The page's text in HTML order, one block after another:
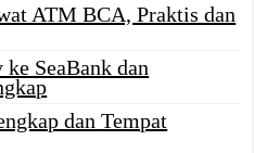
ATM BCA, Praktis dan
ke SeaBank dan
dan Tempat